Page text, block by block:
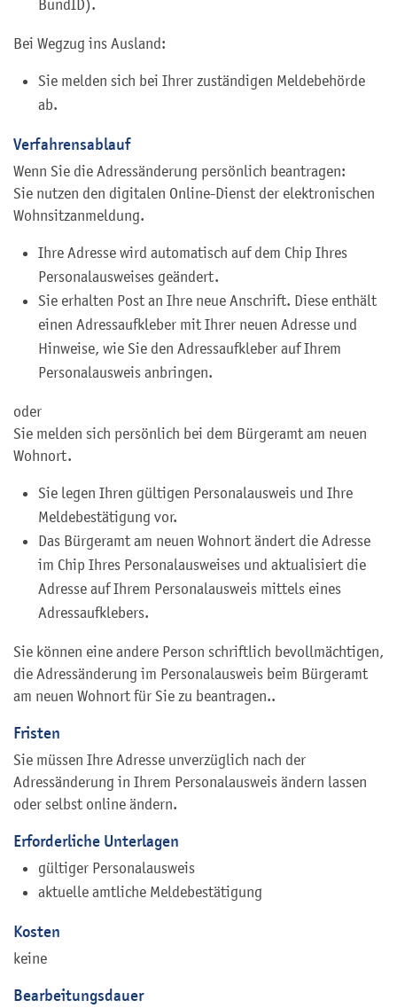
BundID).
Bei Wegzug ins Ausland:
Sie melden sich bei Ihrer zuständigen Meldebehörde
ab.
Verfahrensablauf
Wenn Sie die Adressänderung persönlich beantragen:
Sie nutzen den digitalen Online-Dienst der elektronischen
Wohnsitzanmeldung.
Ihre Adresse wird automatisch auf dem Chip Ihres
Personalausweises geändert.
Sie erhalten Post an Ihre neue Anschrift. Diese enthält
einen Adressaufkleber mit Ihrer neuen Adresse und
Hinweise, wie Sie den Adressaufkleber auf Ihrem
Personalausweis anbringen.
oder
Sie melden sich persönlich bei dem Bürgeramt am neuen
Wohnort.
Sie legen Ihren gültigen Personalausweis und Ihre
Meldebestätigung vor.
Das Bürgeramt am neuen Wohnort ändert die Adresse
im Chip Ihres Personalausweises und aktualisiert die
Adresse auf Ihrem Personalausweis mittels eines
Adressaufklebers.
Sie können eine andere Person schriftlich bevollmächtigen,
die Adressänderung im Personalausweis beim Bürgeramt
am neuen Wohnort für Sie zu beantragen..
Fristen
Sie müssen Ihre Adresse unverzüglich nach der
Adressänderung in Ihrem Personalausweis ändern lassen
oder selbst online ändern.
Erforderliche Unterlagen
gültiger Personalausweis
aktuelle amtliche Meldebestätigung
Kosten
keine
Bearbeitungsdauer